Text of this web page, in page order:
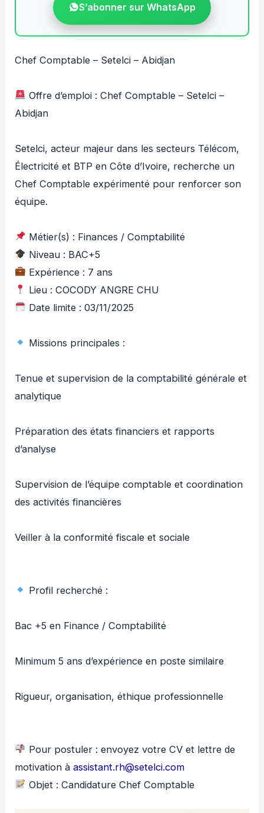
S’abonner sur WhatsApp
Chef Comptable – Setelci – Abidjan
Offre d’emploi : Chef Comptable – Setelci –
Abidjan
Setelci, acteur majeur dans les secteurs Télécom,
Électricité et BTP en Côte d’Ivoire, recherche un
Chef Comptable expérimenté pour renforcer son
équipe.
Métier(s) : Finances / Comptabilité
Niveau : BAC+5
Expérience : 7 ans
Lieu : COCODY ANGRE CHU
Date limite : 03/11/2025
Missions principales :
Tenue et supervision de la comptabilité générale et
analytique
Préparation des états financiers et rapports
d’analyse
Supervision de l’équipe comptable et coordination
des activités financières
Veiller à la conformité fiscale et sociale
Profil recherché :
Bac +5 en Finance / Comptabilité
Minimum 5 ans d’expérience en poste similaire
Rigueur, organisation, éthique professionnelle
Pour postuler : envoyez votre CV et lettre de
motivation àassistant.rh@setelci.com
Objet : Candidature Chef Comptable